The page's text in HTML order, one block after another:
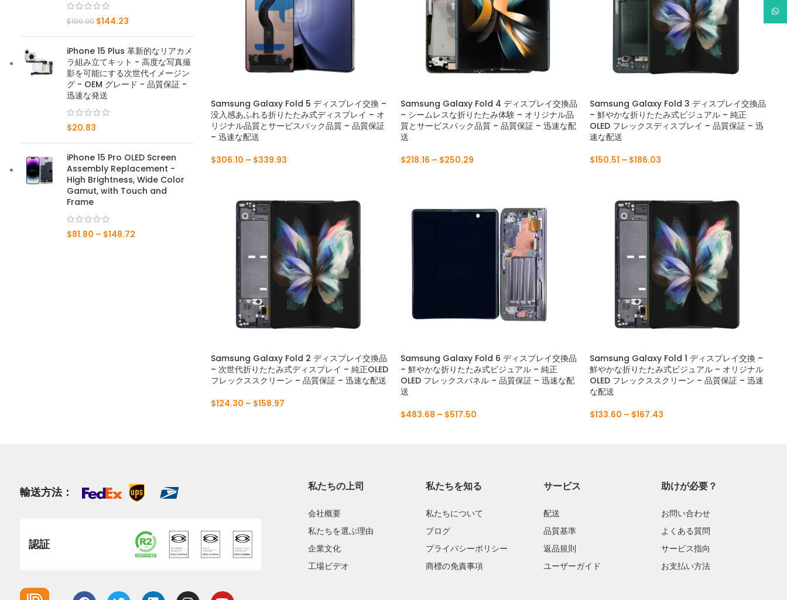
Mate 30 プロ
メイト30
Mate 20 プロ
メイト10プロ
P40 ライト 2020
P40 2020
P30 プロ 2019
P30 2019
P20 2018
P10 プラス 2017
P10 ライト 2017
P10 2017
PスマートS 2021
Pスマート2021
Pスマートプロ2019
Pスマートプラス2019
PスマートZ2019
Pスマートプラス2017
Y7A 2020
Y7P 2020
Y7 プライム 2019
Y7 プロ 2018
$199.00 $144.23
iPhone 15 Plus 革新的なリアカメ
ラ組み立てキット - 高度な写真撮
影を可能にする次世代イメージン
グ - OEM グレード - 品質保証 -
迅速な発送
$20.83
iPhone 15 Pro OLED Screen
Assembly Replacement -
High Brightness, Wide Color
Gamut, with Touch and
Frame
$81.80 – $148.72
Samsung Galaxy Fold 5 ディスプレイ交換 –
没入感あふれる折りたたみ式ディスプレイ – オ
リジナル品質とサービスパック品質 – 品質保証
– 迅速な配送
$306.10 – $339.93
Samsung Galaxy Fold 4 ディスプレイ交換品
– シームレスな折りたたみ体験 – オリジナル品
質とサービスパック品質 – 品質保証 – 迅速な配
送
$218.16 – $250.29
Samsung Galaxy Fold 3 ディスプレイ交換品
– 鮮やかな折りたたみ式ビジュアル – 純正
OLED フレックスディスプレイ – 品質保証 – 迅
速な配送
$150.51 – $186.03
Samsung Galaxy Fold 2 ディスプレイ交換品
– 次世代折りたたみ式ディスプレイ – 純正OLED
フレックススクリーン – 品質保証 – 迅速な配送
$124.30 – $158.97
Samsung Galaxy Fold 6 ディスプレイ交換品
– 鮮やかな折りたたみ式ビジュアル – 純正
OLED フレックスパネル – 品質保証 – 迅速な配
送
$483.68 – $517.50
Samsung Galaxy Fold 1 ディスプレイ交換 –
鮮やかな折りたたみ式ビジュアル – オリジナル
OLED フレックススクリーン – 品質保証 – 迅速
な配送
$133.60 – $167.43
輸送方法：
認証
私たちの上司
会社概要
私たちを選ぶ理由
企業文化
工場ビデオ
私たちを知る
私たちについて
ブログ
プライバシーポリシー
商標の免責事項
サービス
配送
品質基準
返品規則
ユーザーガイド
助けが必要？
お問い合わせ
よくある質問
サービス指向
お支払い方法
ワッ